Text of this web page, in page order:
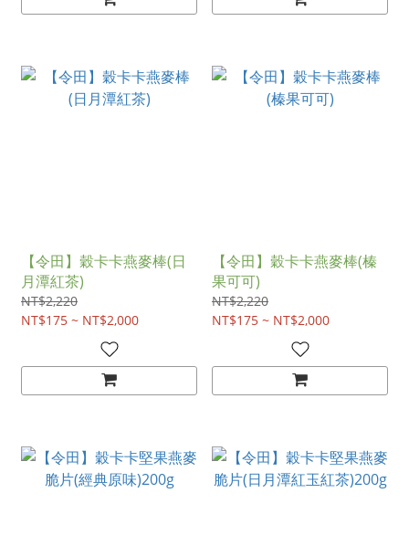
【令田】穀卡卡燕麥棒(日
月潭紅茶)
NT$2,220
NT$175 ~ NT$2,000
【令田】穀卡卡燕麥棒(榛
果可可)
NT$2,220
NT$175 ~ NT$2,000